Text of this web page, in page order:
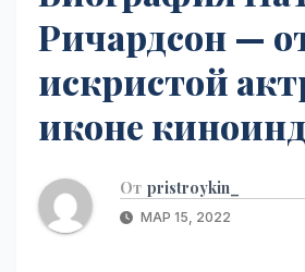
Ричардсон —
искристой
иконе
От pristroykin_
МАР 15, 2022